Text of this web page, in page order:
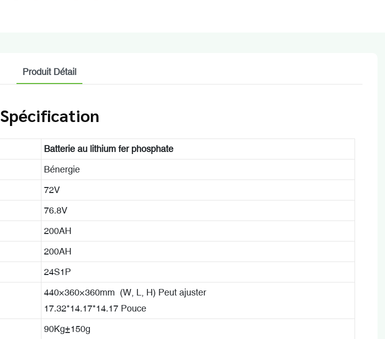
Produit Détail
Spécification
Batterie au lithium fer phosphate
Bénergie
72V
76.8V
200AH
200AH
24S1P
440×360×360mm (W, L, H) Peut ajuster
17.32*14.17*14.17 Pouce
90Kg±150g